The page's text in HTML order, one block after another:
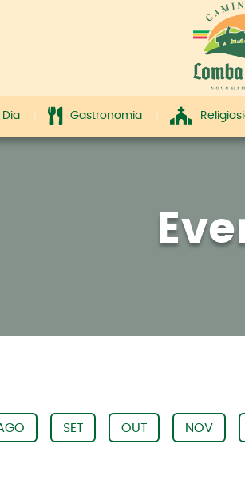
Dia Gastronomia
SET OUT NOV